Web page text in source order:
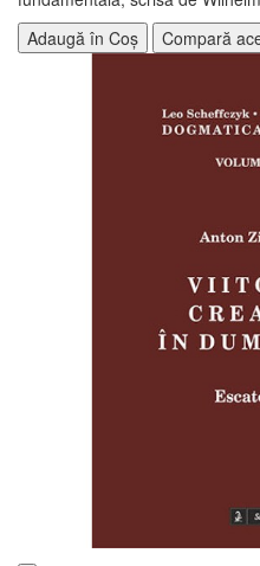
Adaugă în Coș
Compară